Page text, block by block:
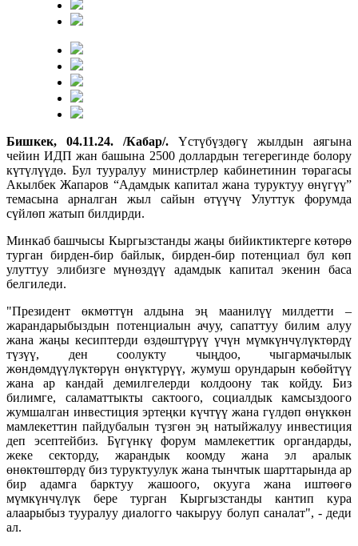
Бишкек, 04.11.24. /Кабар/. Үстүбүздөгү жылдын аягына
чейин ИДП жан башына 2500 доллардын тегерегинде болору
күтүлүүдө. Бул тууралуу министрлер кабинетинин төрагасы
Акылбек Жапаров “Адамдык капитал жана туруктуу өнүгүү”
темасына арналган жыл сайын өтүүчү Улуттук форумда
сүйлөп жатып билдирди.
Минкаб башчысы Кыргызстанды жаңы бийиктиктерге көтөрө
турган бирден-бир байлык, бирден-бир потенциал бул көп
улуттуу элибизге мүнөздүү адамдык капитал экенин баса
белгиледи.
"Президент өкмөттүн алдына эң маанилүү милдетти –
жарандарыбыздын потенциалын ачуу, сапаттуу билим алуу
жана жаңы кесиптерди өздөштүрүү үчүн мүмкүнчүлүктөрдү
түзүү, ден соолукту чыңдоо, чыгармачылык
жөндөмдүүлүктөрүн өнүктүрүү, жумуш орундарын көбөйтүү
жана ар кандай демилгелерди колдоону так койду. Биз
билимге, саламаттыкты сактоого, социалдык камсыздоого
жумшалган инвестиция эртеңки күчтүү жана гүлдөп өнүккөн
мамлекеттин пайдубалын түзгөн эң натыйжалуу инвестиция
деп эсептейбиз. Бүгүнкү форум мамлекеттик органдарды,
жеке секторду, жарандык коомду жана эл аралык
өнөктөштөрдү биз туруктуулук жана тынчтык шарттарында ар
бир адамга барктуу жашоого, окууга жана иштөөгө
мүмкүнчүлүк бере турган Кыргызстанды кантип кура
алаарыбыз тууралуу диалогго чакыруу болуп саналат", - деди
ал.